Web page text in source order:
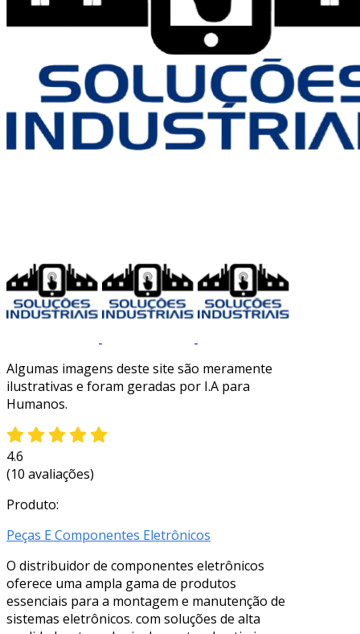
Algumas imagens deste site são meramente
ilustrativas e foram geradas por I.A para
Humanos.
4.6
(10 avaliações)
Produto:
Peças E Componentes Eletrônicos
O distribuidor de componentes eletrônicos
oferece uma ampla gama de produtos
essenciais para a montagem e manutenção de
sistemas eletrônicos. com soluções de alta